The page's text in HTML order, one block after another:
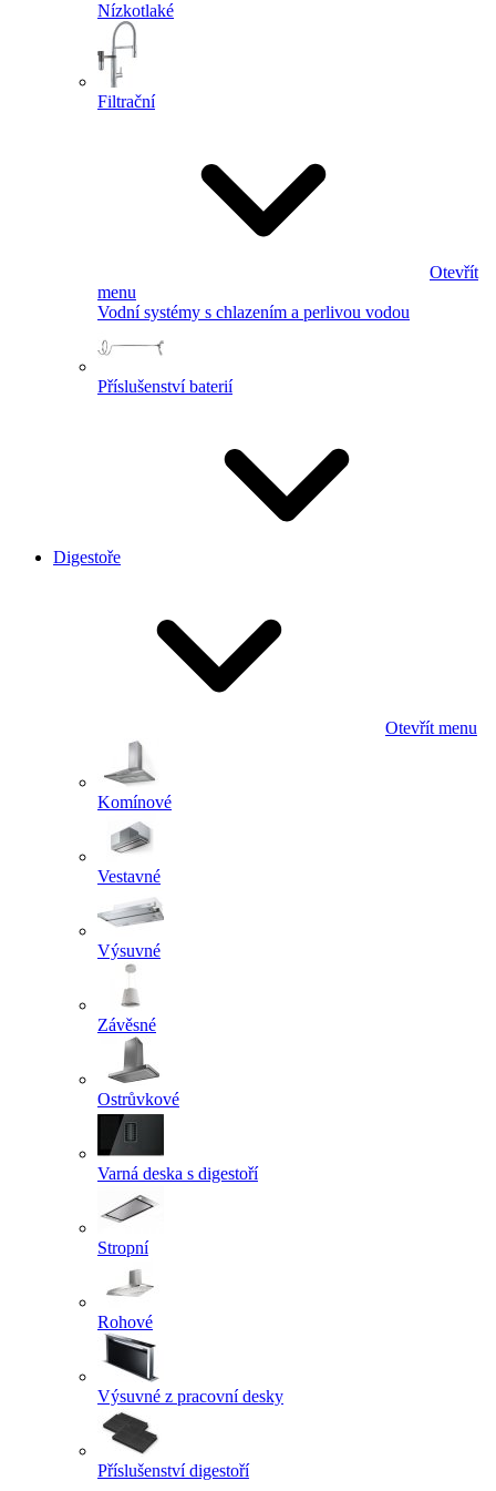
Nízkotlaké
Filtrační
Otevřít
menu
Vodní systémy s chlazením a perlivou vodou
Příslušenství baterií
Digestoře
Otevřít menu
Komínové
Vestavné
Výsuvné
Závěsné
Ostrůvkové
Varná deska s digestoří
Stropní
Rohové
Výsuvné z pracovní desky
Příslušenství digestoří